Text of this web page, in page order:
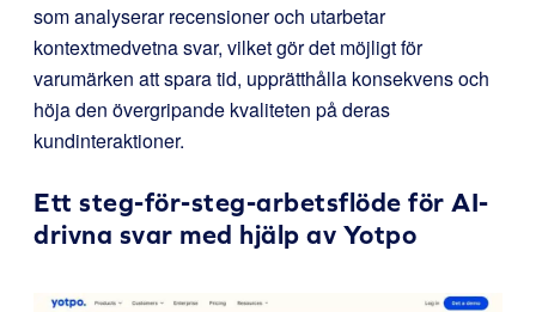
som analyserar recensioner och utarbetar
kontextmedvetna svar, vilket gör det möjligt för
varumärken att spara tid, upprätthålla konsekvens och
höja den övergripande kvaliteten på deras
kundinteraktioner.
Ett steg-för-steg-arbetsflöde för AI-
drivna svar med hjälp av Yotpo